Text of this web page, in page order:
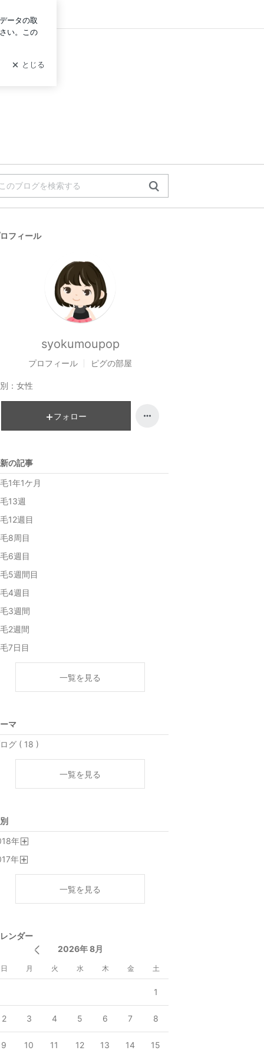
ン
フィール
syokumoupop
プロフィール ピグの部屋
： 女性
フォロー
の記事
1年1ケ月
13週
12週目
8周目
6週目
5週間目
4週目
3週間
2週間
7日目
一覧を見る
マ
グ ( 18 )
一覧を見る
年
年
一覧を見る
ンダー
2026年 8月
日 月 火 水 木 金 土
1
2 3 4 5 6 7 8
9 10 11 12 13 14 15